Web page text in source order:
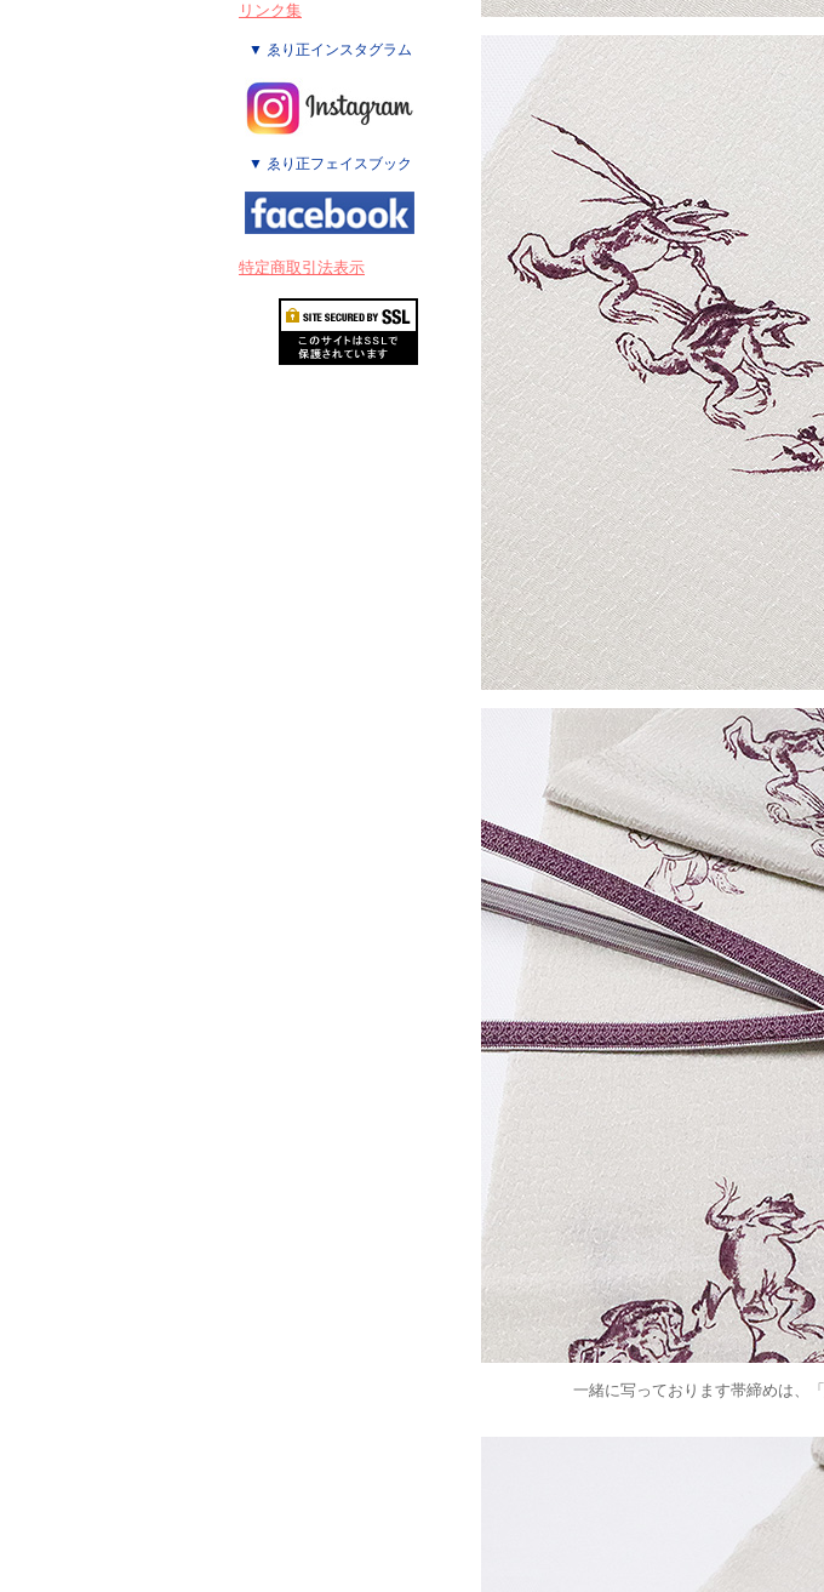
リンク集
▼ ゑり正インスタグラム
▼ ゑり正フェイスブック
特定商取引法表示
一緒に写っております帯締めは、「